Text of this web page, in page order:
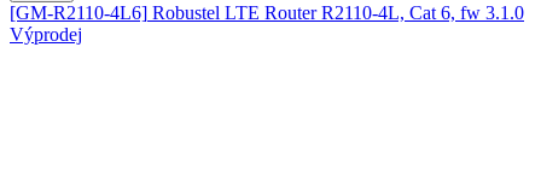
[GM-R2110-4L6] Robustel LTE Router R2110-4L, Cat 6, fw 3.1.0
Výprodej